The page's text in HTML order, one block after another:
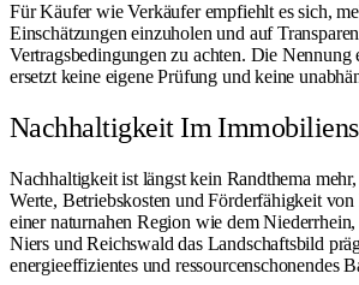
Für Käufer wie Verkäufer empfiehlt es sich,
Einschätzungen einzuholen und auf
Vertragsbedingungen zu achten. Die Nennung
ersetzt keine eigene Prüfung und keine
Nachhaltigkeit Im
Nachhaltigkeit ist längst kein Randthema
Werte, Betriebskosten und Förderfähigkeit
einer naturnahen Region wie dem
Niers und Reichswald das Landschaftsbild
energieeffizientes und ressourcenschonendes